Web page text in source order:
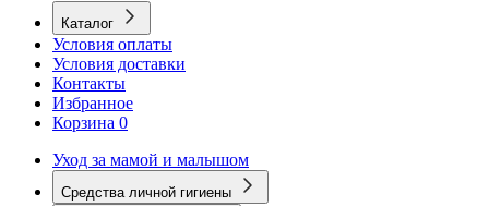
Каталог
Условия оплаты
Условия доставки
Контакты
Избранное
Корзина 0
Уход за мамой и малышом
Средства личной гигиены